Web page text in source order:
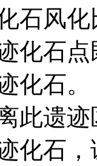
石风
化石
化石。
遗迹
化石